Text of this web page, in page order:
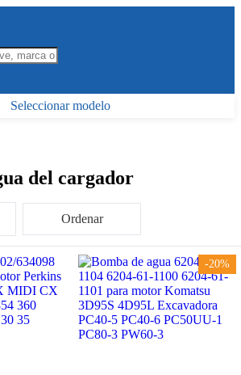
Seleccionar modelo
del cargador
Ordenar
-20%